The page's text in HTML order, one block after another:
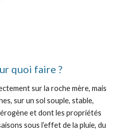
quoi faire ?
sur la roche mère, mais
sur un sol souple, stable,
et dont les propriétés
sous l’effet de la pluie, du